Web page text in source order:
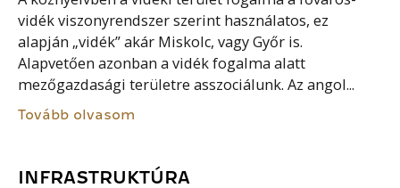
vidék viszonyrendszer szerint használatos, ez
alapján „vidék” akár Miskolc, vagy Győr is.
Alapvetően azonban a vidék fogalma alatt
mezőgazdasági területre asszociálunk. Az angol...
Tovább olvasom
INFRASTRUKTÚRA